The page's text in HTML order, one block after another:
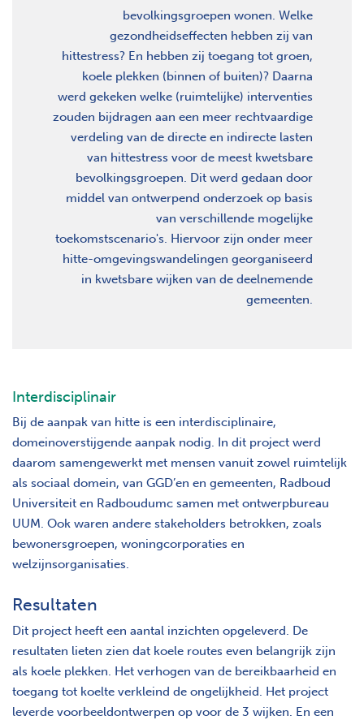
bevolkingsgroepen wonen. Welke
gezondheidseffecten hebben zij van
hittestress? En hebben zij toegang tot groen,
koele plekken (binnen of buiten)? Daarna
werd gekeken welke (ruimtelijke) interventies
zouden bijdragen aan een meer rechtvaardige
verdeling van de directe en indirecte lasten
van hittestress voor de meest kwetsbare
bevolkingsgroepen. Dit werd gedaan door
middel van ontwerpend onderzoek op basis
van verschillende mogelijke
toekomstscenario's. Hiervoor zijn onder meer
hitte-omgevingswandelingen georganiseerd
in kwetsbare wijken van de deelnemende
gemeenten.
Interdisciplinair
Bij de aanpak van hitte is een interdisciplinaire,
domeinoverstijgende aanpak nodig. In dit project werd
daarom samengewerkt met mensen vanuit zowel ruimtelijk
als sociaal domein, van GGD’en en gemeenten, Radboud
Universiteit en Radboudumc samen met ontwerpbureau
UUM. Ook waren andere stakeholders betrokken, zoals
bewonersgroepen, woningcorporaties en
welzijnsorganisaties.
Resultaten
Dit project heeft een aantal inzichten opgeleverd. De
resultaten lieten zien dat koele routes even belangrijk zijn
als koele plekken. Het verhogen van de bereikbaarheid en
toegang tot koelte verkleind de ongelijkheid. Het project
leverde voorbeeldontwerpen op voor de 3 wijken. En een